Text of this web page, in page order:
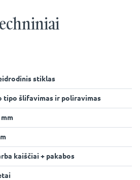
stiklas
tipo šlifavimas ir poliravimas
mm
kaiščiai + pakabos